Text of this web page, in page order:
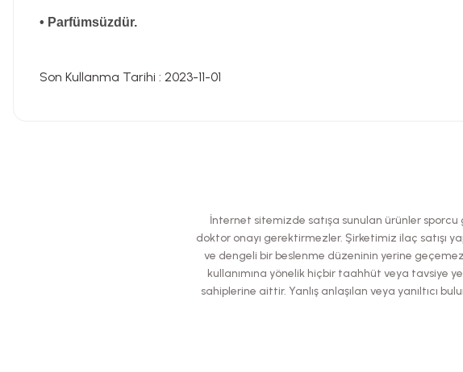
• Parfümsüzdür.
Son Kullanma Tarihi : 2023-11-01
Ürün resmi kalitesiz, bozuk veya görüntülenemiyor.
Ürün açıklamasında eksik bilgiler bulunuyor.
Ürün bilgilerinde hatalar bulunuyor.
Ürün fiyatı diğer sitelerden daha pahalı.
İnternet sitemizde satışa sunulan ürünler sporcu
doktor onayı gerektirmezler. Şirketimiz ilaç satışı
ve dengeli bir beslenme düzeninin yerine
kullanımına yönelik hiçbir taahhüt veya tavsiye
sahiplerine aittir. Yanlış anlaşılan veya yanıltıcı